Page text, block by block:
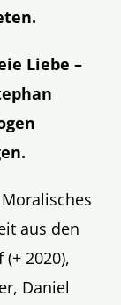
Liebe –
aus den
2020),
Daniel